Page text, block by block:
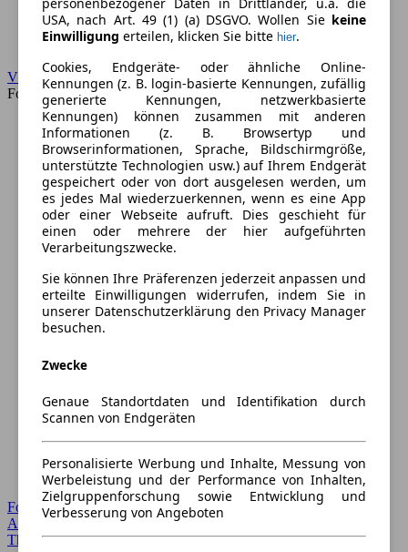
VW
Forum
Forum Startseite
Alle Auto-Foren
Themen-Forum
personenbezogener Daten in Drittländer, u.a. die
USA, nach Art. 49 (1) (a) DSGVO. Wollen Sie keine
Einwilligung erteilen, klicken Sie bitte hier.
Cookies, Endgeräte- oder ähnliche Online-
Kennungen (z. B. login-basierte Kennungen, zufällig
generierte Kennungen, netzwerkbasierte
Kennungen) können zusammen mit anderen
Informationen (z. B. Browsertyp und
Browserinformationen, Sprache, Bildschirmgröße,
unterstützte Technologien usw.) auf Ihrem Endgerät
gespeichert oder von dort ausgelesen werden, um
es jedes Mal wiederzuerkennen, wenn es eine App
oder einer Webseite aufruft. Dies geschieht für
einen oder mehrere der hier aufgeführten
Verarbeitungszwecke.
Sie können Ihre Präferenzen jederzeit anpassen und
erteilte Einwilligungen widerrufen, indem Sie in
unserer Datenschutzerklärung den Privacy Manager
besuchen.
Zwecke
Genaue Standortdaten und Identifikation durch
Scannen von Endgeräten
Personalisierte Werbung und Inhalte, Messung von
Werbeleistung und der Performance von Inhalten,
Zielgruppenforschung sowie Entwicklung und
Verbesserung von Angeboten